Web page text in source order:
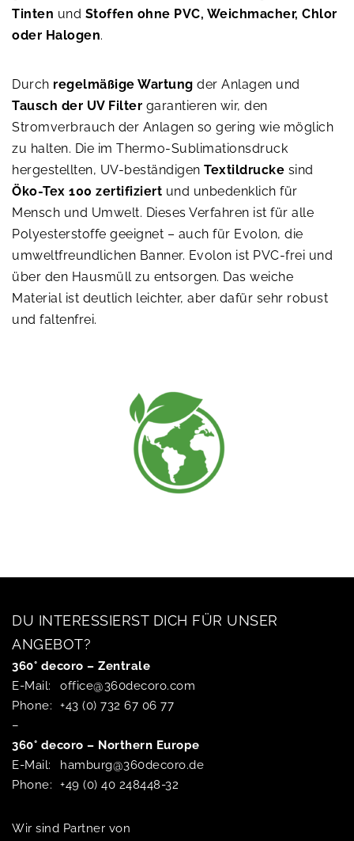
Tinten und Stoffen ohne PVC, Weichmacher, Chlor
oder Halogen.
Durch regelmäßige Wartung der Anlagen und
Tausch der UV Filter garantieren wir, den
Stromverbrauch der Anlagen so gering wie möglich
zu halten. Die im Thermo-Sublimationsdruck
hergestellten, UV-beständigen Textildrucke sind
Öko-Tex 100 zertifiziert und unbedenklich für
Mensch und Umwelt. Dieses Verfahren ist für alle
Polyesterstoffe geeignet – auch für Evolon, die
umweltfreundlichen Banner. Evolon ist PVC-frei und
über den Hausmüll zu entsorgen. Das weiche
Material ist deutlich leichter, aber dafür sehr robust
und faltenfrei.
DU INTERESSIERST DICH FÜR UNSER
ANGEBOT?
360° decoro – Zentrale
E-Mail:
office@360decoro.com
Phone:
+43 (0) 732 67 06 77
–
360° decoro – Northern Europe
E-Mail:
hamburg@360decoro.de
Phone:
+49 (0) 40 248448-32
Wir sind Partner von